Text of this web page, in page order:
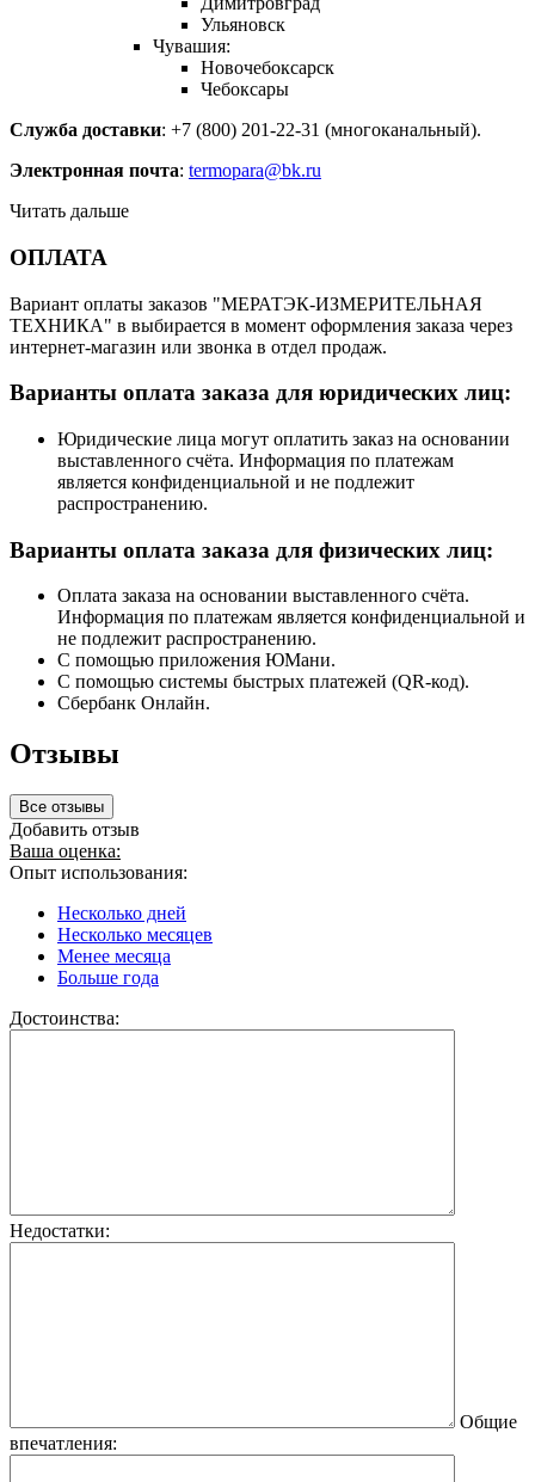
Ульяновск
Чувашия:
Новочебоксарск
Чебоксары
Служба доставки: +7 (800) 201-22-31 (многоканальный).
Электронная почта: termopara@bk.ru
Читать дальше
ОПЛАТА
Вариант оплаты заказов "МЕРАТЭК-ИЗМЕРИТЕЛЬНАЯ
ТЕХНИКА" в выбирается в момент оформления заказа через
интернет-магазин или звонка в отдел продаж.
Варианты оплата заказа для юридических лиц:
Юридические лица могут оплатить заказ на основании
выставленного счёта. Информация по платежам
является конфиденциальной и не подлежит
распространению.
Варианты оплата заказа для физических лиц:
Оплата заказа на основании выставленного счёта.
Информация по платежам является конфиденциальной и
не подлежит распространению.
С помощью приложения ЮМани.
С помощью системы быстрых платежей (QR-код).
Сбербанк Онлайн.
Отзывы
Все отзывы
Добавить отзыв
Ваша оценка:
Опыт использования:
Несколько дней
Несколько месяцев
Менее месяца
Больше года
Достоинства:
Недостатки:
Общие
впечатления: